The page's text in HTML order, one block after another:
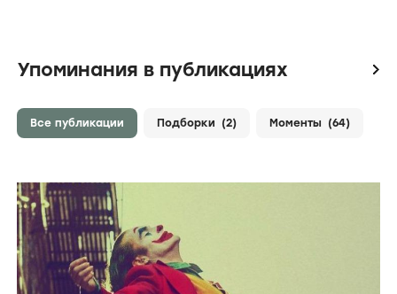
Упоминания в публикациях icon
Все публикации Подборки (2) Моменты (64)